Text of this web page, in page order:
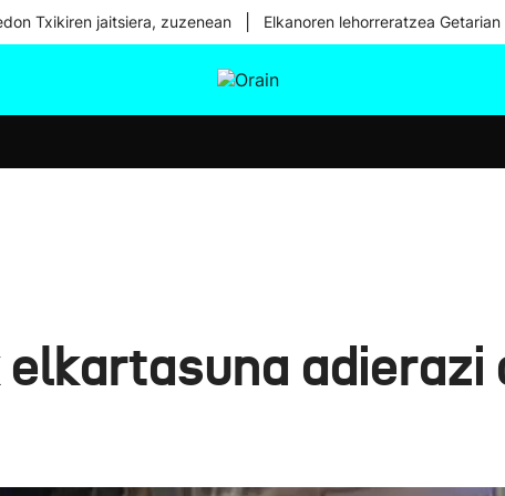
Txikiren jaitsiera, zuzenean Elkanoren lehorreratzea Getarian
adierazi